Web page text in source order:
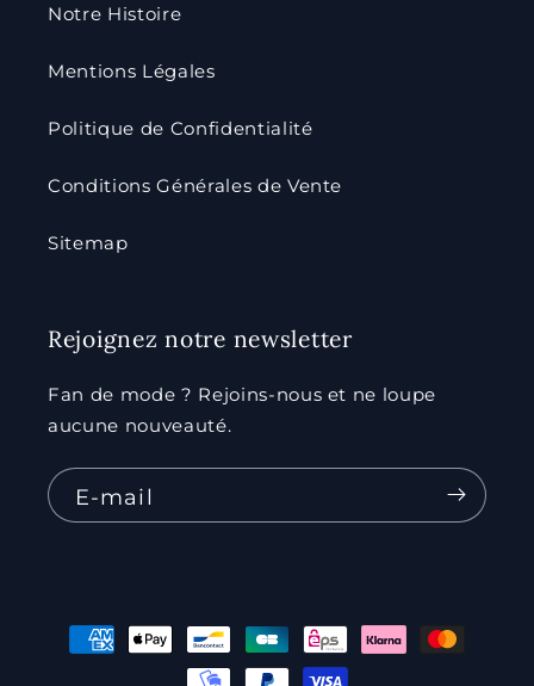
Notre Histoire
Mentions Légales
Politique de Confidentialité
Conditions Générales de Vente
Sitemap
Rejoignez notre newsletter
Fan de mode ? Rejoins-nous et ne loupe
aucune nouveauté.
E-mail
Moyens
de